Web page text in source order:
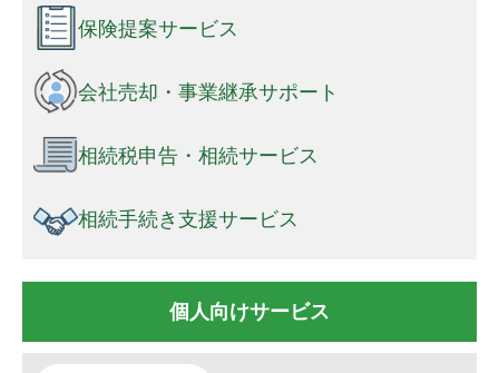
保険提案サービス
会社売却・事業継承サポート
相続税申告・相続サービス
相続手続き支援サービス
個人向けサービス